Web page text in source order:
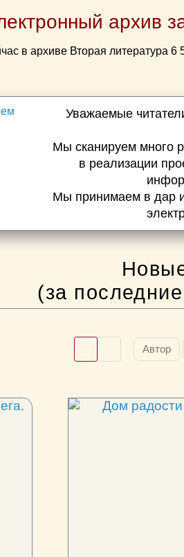
архив
в архиве Вторая литература 6
Уважаемые
Мы сканируем много
в реализации
Мы принимаем в дар
(за
Автор